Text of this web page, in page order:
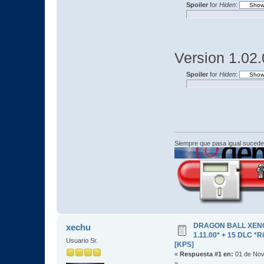
Spoilerfor Hiden:
Version
Spoilerfor Hiden:
Siempre que pasa igual
xechu
Usuario Sr.
DRAGON BALL
1.11.00* + 15 DLC
[KPS]
« Respuesta #1 en: 01 de